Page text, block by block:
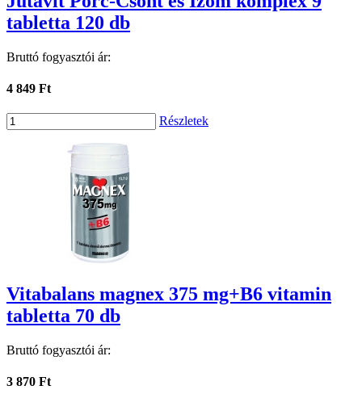
tabletta 120 db
Bruttó fogyasztói ár:
4 849 Ft
Részletek
Vitabalans magnex 375 mg+B6 vitamin
tabletta 70 db
Bruttó fogyasztói ár:
3 870 Ft